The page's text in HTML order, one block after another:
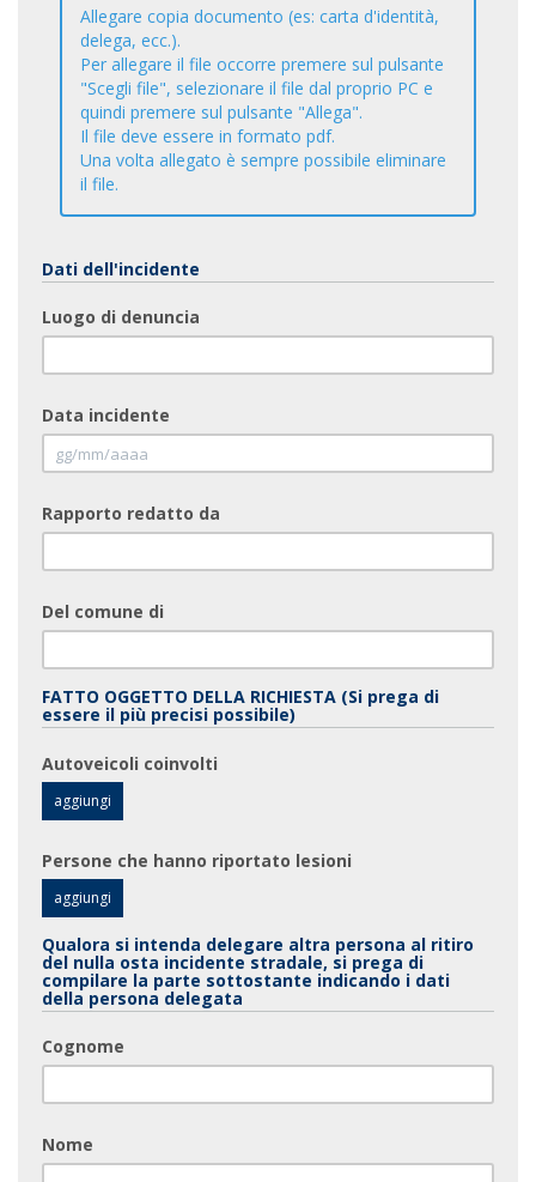
Allegare copia documento (es: carta d'identità,
delega, ecc.).
Per allegare il file occorre premere sul pulsante
"Scegli file", selezionare il file dal proprio PC e
quindi premere sul pulsante "Allega".
Il file deve essere in formato pdf.
Una volta allegato è sempre possibile eliminare
il file.
Dati dell'incidente
Luogo di denuncia
Data incidente
Rapporto redatto da
Del comune di
FATTO OGGETTO DELLA RICHIESTA (Si prega di
essere il più precisi possibile)
Autoveicoli coinvolti
Persone che hanno riportato lesioni
Qualora si intenda delegare altra persona al ritiro
del nulla osta incidente stradale, si prega di
compilare la parte sottostante indicando i dati
della persona delegata
Cognome
Nome